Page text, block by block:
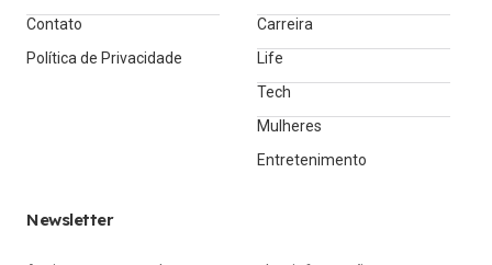
Contato
Política de Privacidade
Carreira
Life
Tech
Mulheres
Entretenimento
Newsletter